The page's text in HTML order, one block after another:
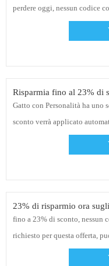
perdere oggi, nessun codice
Risparmia fino al 23% di
Gatto con Personalità ha uno
sconto verrà applicato
23% di risparmio ora
fino a 23% di sconto, nessun
richiesto per questa offerta,